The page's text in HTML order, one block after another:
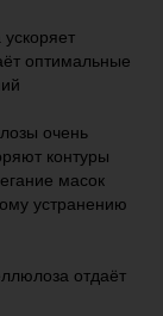
оптимальные
очень
контуры
масок
устранению
отдаёт